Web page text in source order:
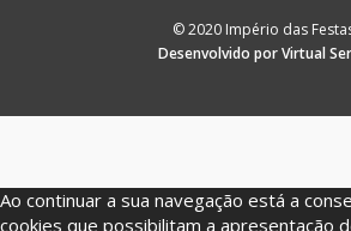
© 2020 Império das
Desenvolvido por Virtual
Ao continuar a sua navegação está a
cookies que possibilitam a apresentação